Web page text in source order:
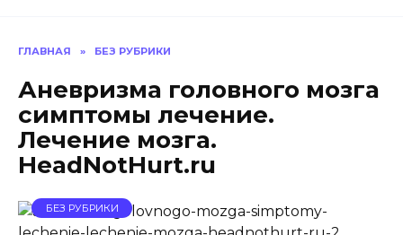
ГЛАВНАЯ » БЕЗ РУБРИКИ
Аневризма головного мозга
симптомы лечение.
Лечение мозга.
HeadNotHurt.ru
БЕЗ РУБРИКИ